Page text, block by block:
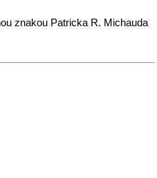
znakou Patricka R. Michauda